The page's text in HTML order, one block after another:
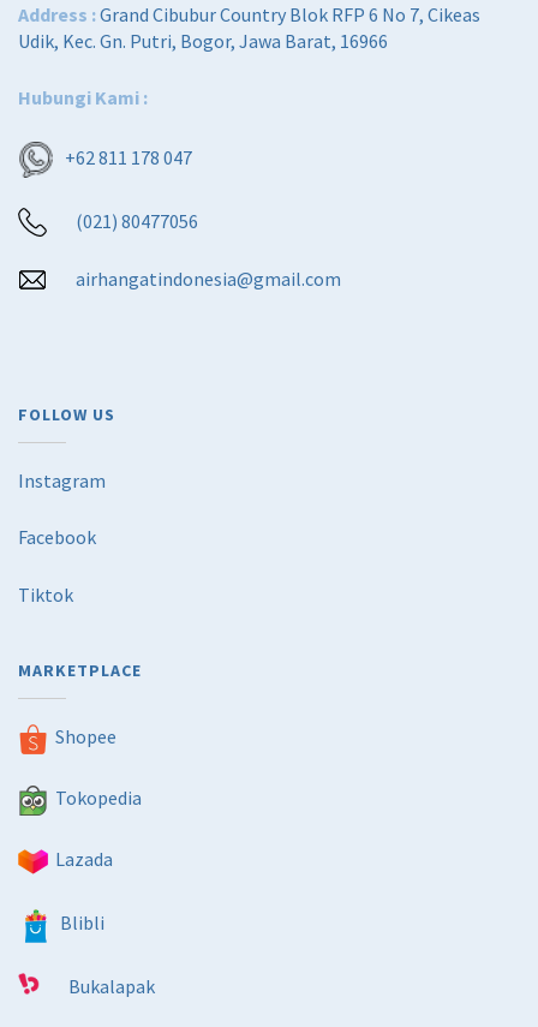
Address :Grand Cibubur Country Blok RFP 6 No 7, Cikeas
Udik, Kec. Gn. Putri, Bogor, Jawa Barat, 16966
Hubungi Kami :
+62 811 178 047
(021) 80477056
airhangatindonesia@gmail.com
FOLLOW US
Instagram
Facebook
Tiktok
MARKETPLACE
Shopee
Tokopedia
Lazada
Blibli
Bukalapak